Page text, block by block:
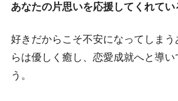
あなたの片思いを応援してくれてい
好きだからこそ不安になってしま
らは優しく癒し、恋愛成就へと導い
う。